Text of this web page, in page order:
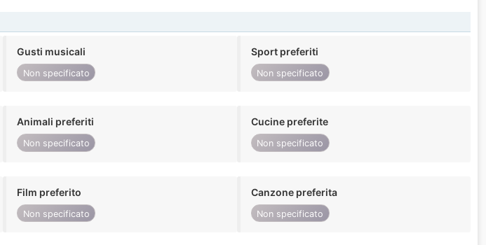
Gusti musicali
Non specificato
Sport preferiti
Non specificato
Animali preferiti
Non specificato
Cucine preferite
Non specificato
Film preferito
Non specificato
Canzone preferita
Non specificato